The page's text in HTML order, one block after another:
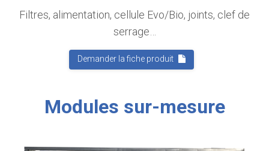
Filtres, alimentation, cellule Evo/Bio, joints, clef de
serrage…
Demander la fiche produit
Modules sur-mesure